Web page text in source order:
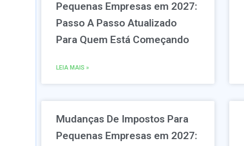
Pequenas Empresas em 2027:
Passo A Passo Atualizado
Para Quem Está Começando
LEIA MAIS »
Mudanças De Impostos Para
Pequenas Empresas em 2027: